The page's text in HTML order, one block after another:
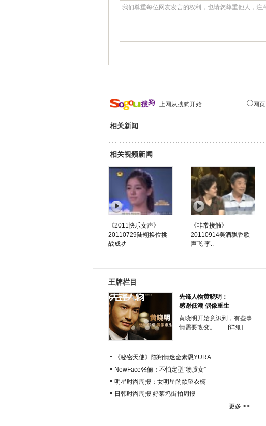
上网从搜狗开始 网页
相关新闻
相关视频新闻
《2011快乐女声》
20110729陆翊换位挑
战成功
《非常接触》
20110914美酒飘香歌
声飞 李..
王牌栏目
先锋人物黄晓明：
感谢低潮 偶像重生
黄晓明开始意识到，有些事
情需要改变。…… [详细]
《秘密天使》陈翔情迷金素恩YURA
NewFace张俪：不怕定型“物质女”
明星时尚周报：女明星的欲望衣橱
日韩时尚周报 好莱坞街拍周报
更多 >>